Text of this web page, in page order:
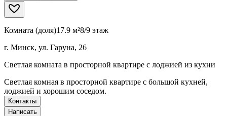
Комната (доля)17.9 м²8/9 этаж
г. Минск, ул. Гаруна, 26
Светлая комната в просторной квартире с лоджией из кухни
Светлая комная в просторной квартире с большой кухней,
лоджией и хорошим соседом.
Контакты
Написать